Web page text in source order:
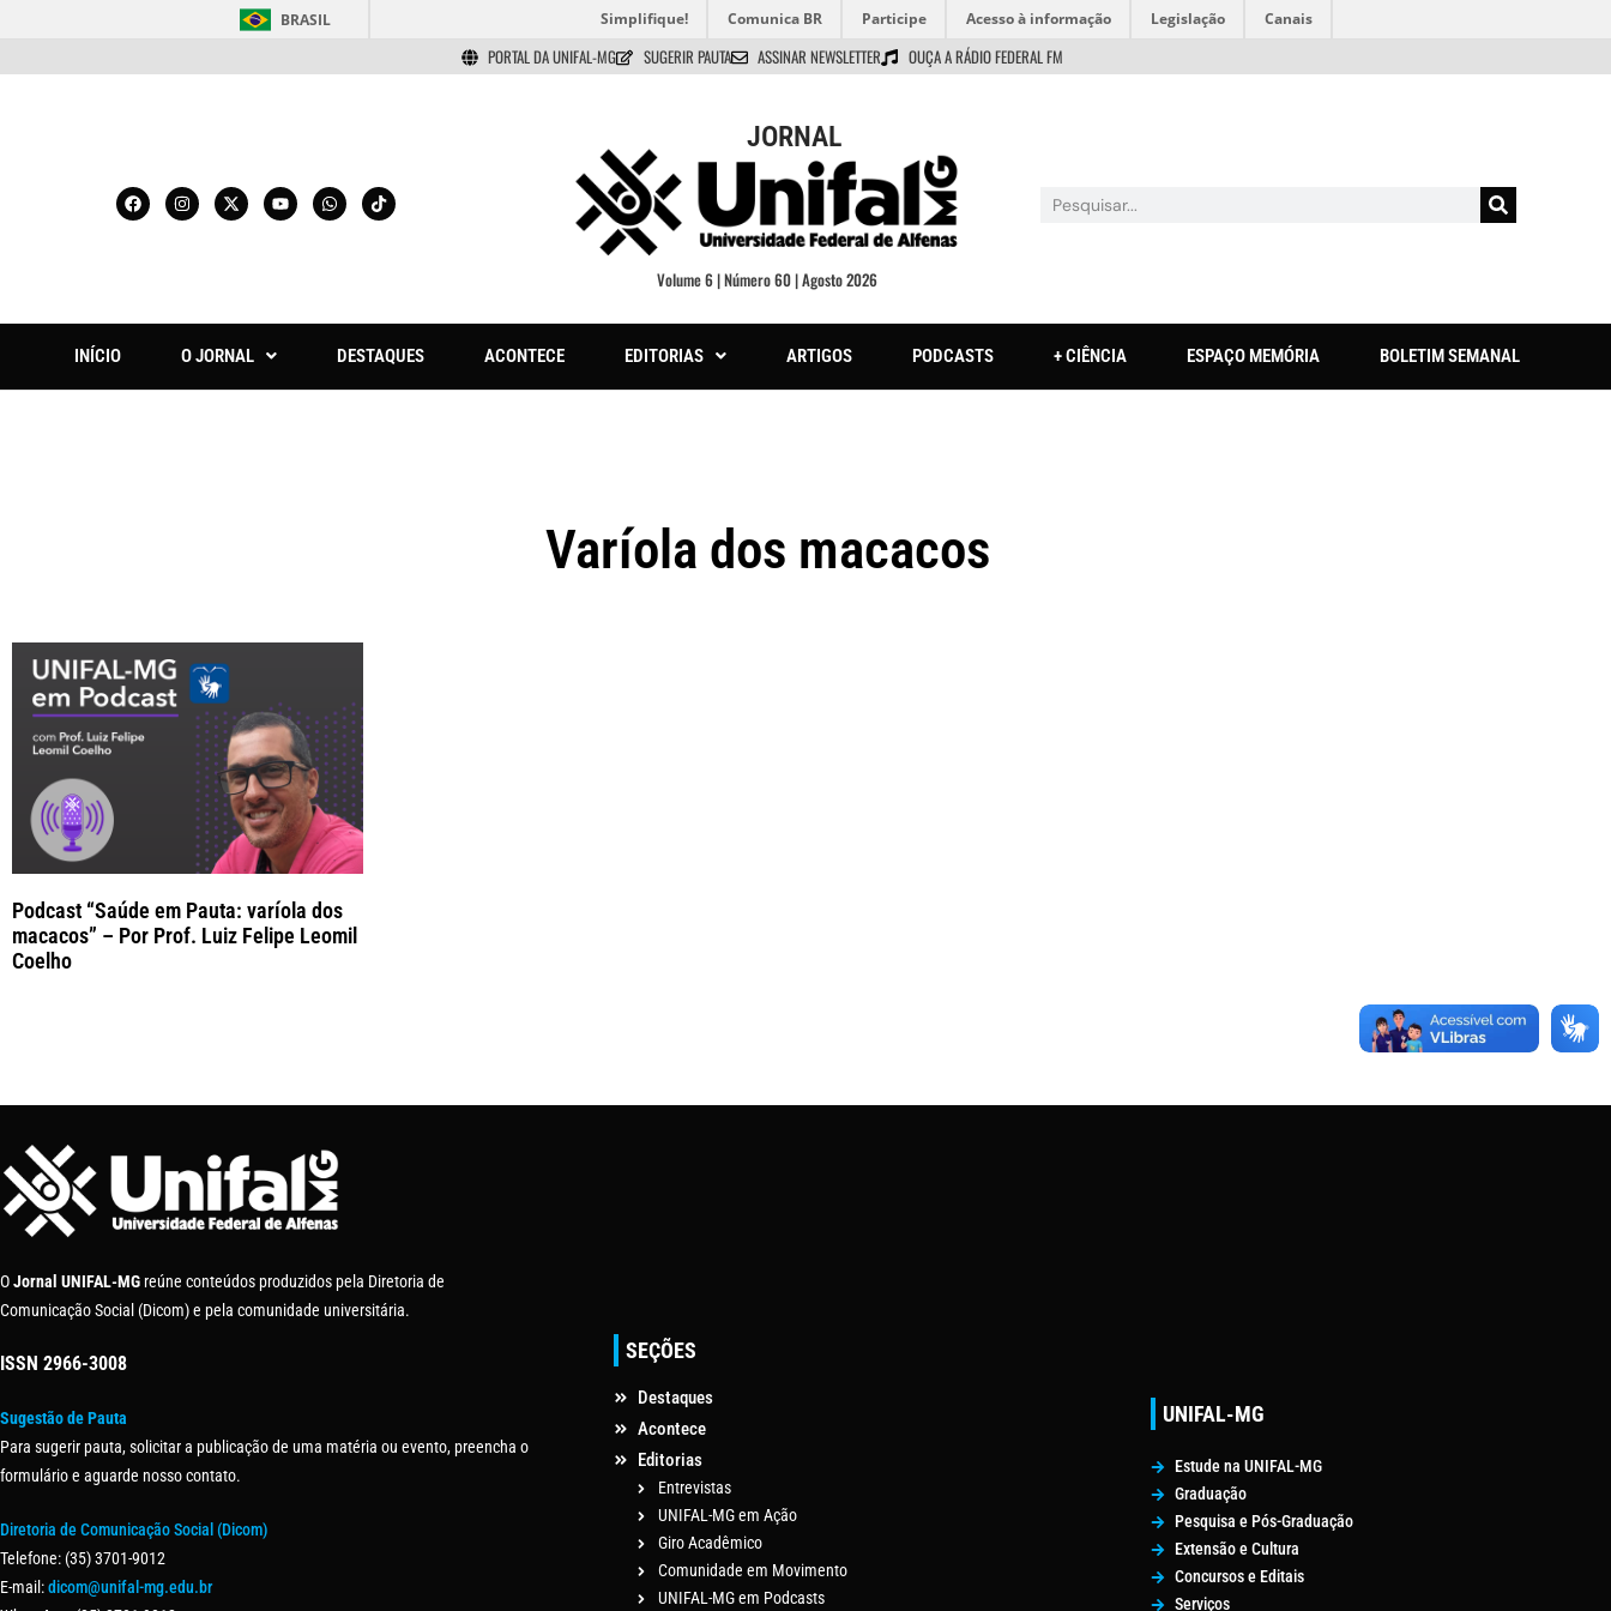
BRASIL Simplifique! Comunica BR Participe Acesso à informação Legislação Canais
PORTAL DA UNIFAL-MG SUGERIR PAUTA ASSINAR NEWSLETTER OUÇA A RÁDIO FEDERAL FM
JORNAL
Volume 6 | Número 60 | Agosto 2026
INÍCIO O JORNAL DESTAQUES ACONTECE EDITORIAS ARTIGOS PODCASTS + CIÊNCIA ESPAÇO MEMÓRIA BOLETIM SEMANAL
Varíola dos macacos
Podcast “Saúde em Pauta: varíola dos
macacos” – Por Prof. Luiz Felipe Leomil
Coelho
OJornal UNIFAL-MG reúne conteúdos produzidos pela Diretoria de
Comunicação Social (Dicom) e pela comunidade universitária.
ISSN 2966-3008
Sugestão de Pauta
Para sugerir pauta, solicitar a publicação de uma matéria ou evento, preencha o
formulário e aguarde nosso contato.
Diretoria de Comunicação Social (Dicom)
Telefone: (35) 3701-9012
E-mail:dicom@unifal-mg.edu.br
SEÇÕES
Destaques
Acontece
Editorias
Entrevistas
UNIFAL-MG em Ação
Giro Acadêmico
Comunidade em Movimento
UNIFAL-MG em Podcasts
UNIFAL-MG
Estude na UNIFAL-MG
Graduação
Pesquisa e Pós-Graduação
Extensão e Cultura
Concursos e Editais
Serviços